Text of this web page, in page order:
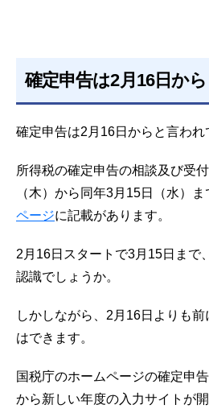
確定申告は2月16日から
確定申告は2月16日からと言われ
所得税の確定申告の相談及び受
（木）から同年3月15日（水）ま
ページに記載があります。
2月16日スタートで3月15日まで
認識でしょうか。
しかしながら、2月16日よりも
はできます。
国税庁のホームページの確定申
から新しい年度の入力サイトが開